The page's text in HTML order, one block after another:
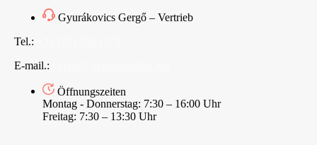
Gyurákovics Gergő – Vertrieb
Tel.:
E-mail.:
Öffnungszeiten
Montag - Donnerstag: 7:30 – 16:00 Uhr
Freitag: 7:30 – 13:30 Uhr